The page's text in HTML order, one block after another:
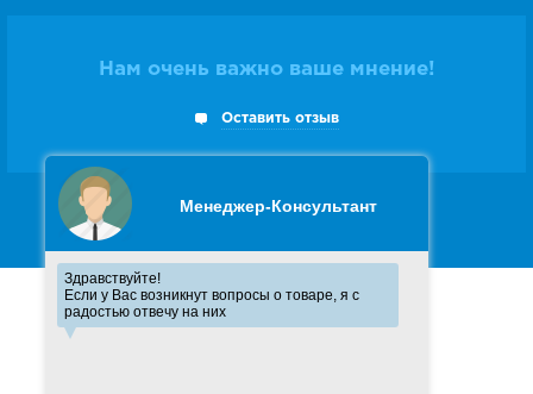
Нам очень важно ваше мнение!
Оставить отзыв
Следите за нами вYoutube